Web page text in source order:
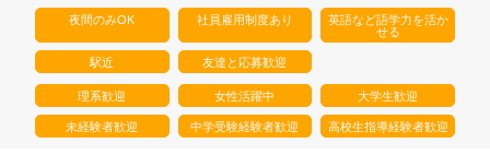
夜間のみOK 社員雇用制度あり
英語など語学力を活か
せる
駅近 友達と応募歓迎
理系歓迎 女性活躍中 大学生歓迎
未経験者歓迎 中学受験経験者歓迎 高校生指導経験者歓迎